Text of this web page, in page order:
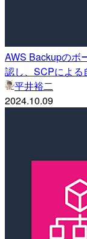
AWS Backupのボ
認し、SCPによる
平井裕二
2024.10.09